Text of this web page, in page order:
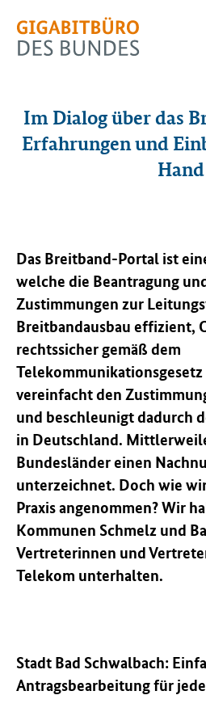
Im Dialog über das
Erfahrungen und
Hand
Das Breitband-Portal ist
welche die Beantragung
Zustimmungen zur
Breitbandausbau effizient,
rechtssicher gemäß dem
Telekommunikationsgesetz
vereinfacht den
und beschleunigt dadurch
in Deutschland.
Bundesländer einen
unterzeichnet. Doch wie
Praxis angenommen? Wir
Kommunen Schmelz und
Vertreterinnen und
Telekom unterhalten.
Stadt Bad Schwalbach:
Antragsbearbeitung für